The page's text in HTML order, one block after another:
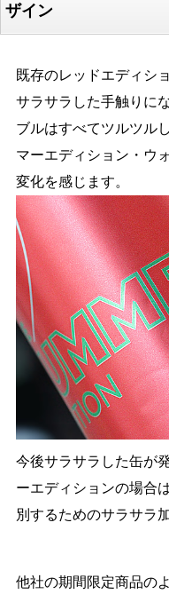
ザイン
既存のレッドエディシ
サラサラした手触りに
ブルはすべてツルツル
マーエディション・ウ
変化を感じます。
今後サラサラした缶が
ーエディションの場合
別するためのサラサラ
他社の期間限定商品の